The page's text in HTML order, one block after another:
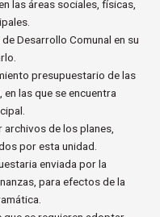
las áreas sociales, físicas,
Desarrollo Comunal en su
presupuestario de las
las que se encuentra
archivos de los planes,
por esta unidad.
enviada por la
para efectos de la